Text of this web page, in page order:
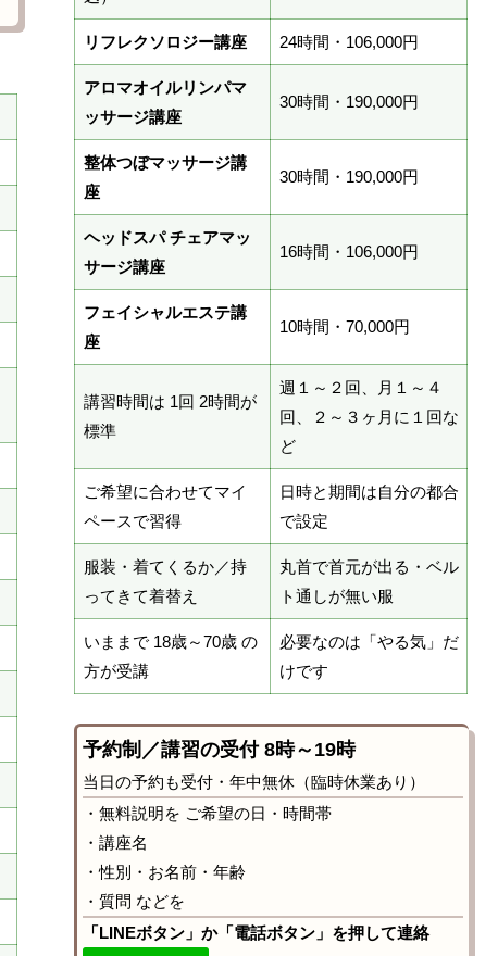
リフレクソロジー講座 24時間・106,000円
アロマオイルリンパマ
ッサージ講座
30時間・190,000円
整体つぼマッサージ講
座
30時間・190,000円
ヘッドスパ チェアマッ
サージ講座
16時間・106,000円
フェイシャルエステ講
座
10時間・70,000円
講習時間は 1回 2時間が
標準
週１～２回、月１～４
回、２～３ヶ月に１回な
ど
ご希望に合わせてマイ
ペースで習得
日時と期間は自分の都合
で設定
服装・着てくるか／持
ってきて着替え
丸首で首元が出る・ベル
ト通しが無い服
いままで 18歳～70歳 の
方が受講
必要なのは「やる気」だ
けです
予約制／講習の受付 8時～19時
当日の予約も受付・年中無休（臨時休業あり）
・無料説明を ご希望の日・時間帯
・講座名
・性別・お名前・年齢
・質問 などを
「LINEボタン」か「電話ボタン」を押して連絡